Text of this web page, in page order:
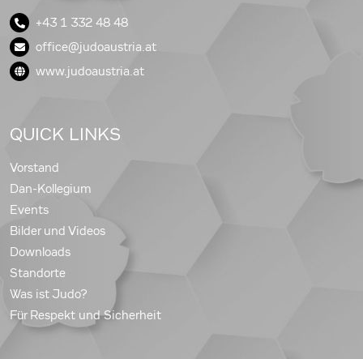
+43 1 332 48 48
office@judoaustria.at
www.judoaustria.at
QUICK LINKS
Vorstand
Dan-Kollegium
Events
Bilder und Videos
Downloads
Standorte
Was ist Judo?
Für Respekt und Sicherheit